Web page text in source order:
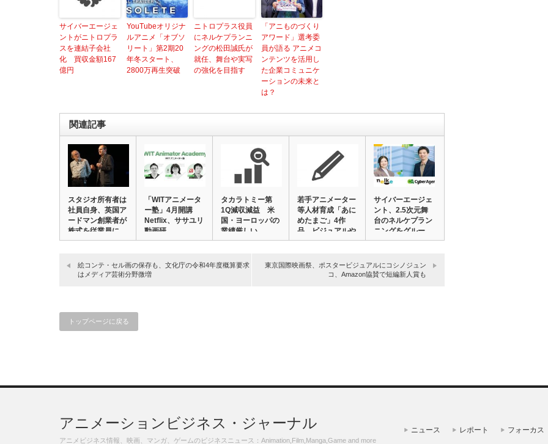
サイバーエージェ
ントがニトロプラ
スを連結子会社
化 買収金額167
億円
YouTubeオリジナ
ルアニメ「オブソ
リート」第2期20
年冬スタート、
2800万再生突破
ニトロプラス役員
にネルケプランニ
ングの松田誠氏が
就任、舞台や実写
の強化を目指す
「アニものづくり
アワード」選考委
員が語る アニメコ
ンテンツを活用し
た企業コミュニケ
ーションの未来と
は？
関連記事
スタジオ所有者は
社員自身、英国ア
ードマン創業者が
株式を従業員に
移…
「WITアニメータ
ー塾」4月開講
Netflix、ササユリ
動画研…
タカラトミー第
1Q減収減益 米
国・ヨーロッパの
業績厳しい
若手アニメーター
等人材育成「あに
めたまご」4作
品 ビジュアルや
ス…
サイバーエージェ
ント、2.5次元舞
台のネルケプラン
ニングをグルー…
絵コンテ・セル画の保存も、文化庁の令和4年度概算要求
はメディア芸術分野微増
東京国際映画祭、ポスタービジュアルにコシノジュン
コ、Amazon協賛で短編新人賞も
トップページに戻る
アニメーションビジネス・ジャーナル
アニメビジネス情報、映画、マンガ、ゲームのビジネスニュース：Animation,Film,Manga,Game and more
ニュース レポート フォーカス